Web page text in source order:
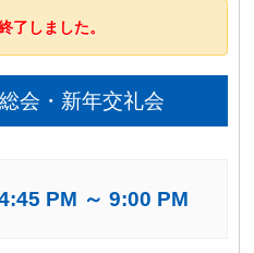
了しました。
会・新年交礼会
PM ～9:00 PM